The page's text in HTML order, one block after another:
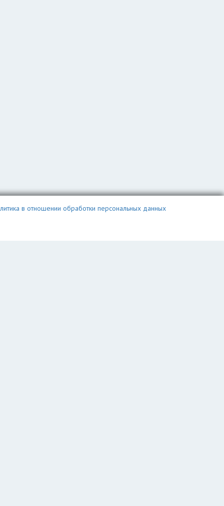
в отношении обработки персональных данных